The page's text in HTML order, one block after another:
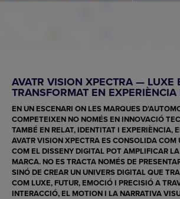
AVATR VISION XPECTRA — LUXE
TRANSFORMAT EN EXPERIÈNCIA
EN UN ESCENARI ON LES MARQUES
COMPETEIXEN NO NOMÉS EN INNOVACIÓ
TAMBÉ EN RELAT, IDENTITAT I EXPERIÈNCIA,
AVATR VISION XPECTRA ES CONSOLIDA COM
COM EL DISSENY DIGITAL POT AMPLIFICAR
MARCA. NO ES TRACTA NOMÉS DE
SINÓ DE CREAR UN UNIVERS DIGITAL QUE
COM LUXE, FUTUR, EMOCIÓ I PRECISIÓ A
INTERACCIÓ, EL MOTION I LA NARRATIVA